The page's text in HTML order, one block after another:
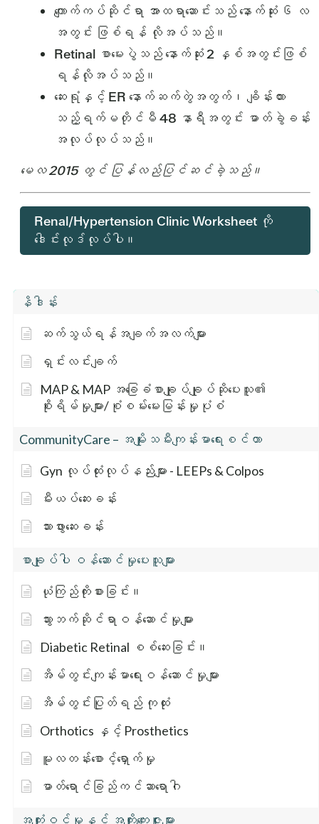
နိဒါန်း
ဆက်သွယ်ရန်အချက်အလက်များ
ရှင်းလင်းချက်
MAP & MAP အခြေခံစာချုပ်ချုပ်ဆိုပေးသူ၏
စိုးရိမ်မှုများ/စုံစမ်းမေးမြန်းမှုပုံစံ
CommunityCare – အမျိုးသမီးကျန်းမာရေးစင်တာ
Gyn လုပ်ထုံးလုပ်နည်းများ - LEEPs & Colpos
မီးယပ်ဆေးခန်း
သားဖွားဆေးခန်း
စာချုပ်ပါ ဝန်ဆောင်မှုပေးသူများ
ယုံကြည်ကိုးစားခြင်း။
သွားဘက်ဆိုင်ရာဝန်ဆောင်မှုများ
Diabetic Retinal စစ်ဆေးခြင်း။
အိမ်တွင်းကျန်းမာရေးဝန်ဆောင်မှုများ
အိမ်တွင်းပြုတ်ရည် ကုထုံး
Orthotics နှင့် Prosthetics
မူလတန်းစောင့်ရှောက်မှု
ဓာတ်ရောင်ခြည်ကင်ဆာရောဂါ
အကျုံးဝင်မှုနှင့် အကျိုးကျေးဇူးများ
ကျောက်ကပ်ဆိုင်ရာ အာထရာဆောင်းသည် နောက်ဆုံး ၆ လ
အတွင်း ဖြစ်ရန် လိုအပ်သည်။
Retinal စာမေးပွဲသည် နောက်ဆုံး 2 နှစ်အတွင်းဖြစ်
ရန်လိုအပ်သည်။
ဆေးရုံနှင့် ER နောက်ဆက်တွဲအတွက်၊ ချိန်းထား
သည့်ရက်မတိုင်မီ 48 နာရီအတွင်း ဓာတ်ခွဲခန်း
အလုပ်လုပ်သည်။
မေလ 2015 တွင် ပြန်လည်ပြင်ဆင်ခဲ့သည်။
Renal/Hypertension Clinic Worksheet ကို
ဒေါင်းလုဒ်လုပ်ပါ။